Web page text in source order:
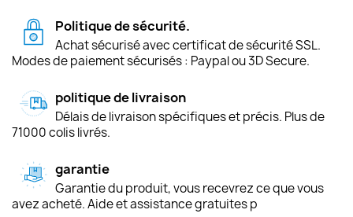
Politique de sécurité.
Achat sécurisé avec certificat de sécurité SSL.
Modes de paiement sécurisés : Paypal ou 3D Secure.
politique de livraison
Délais de livraison spécifiques et précis. Plus de
71000 colis livrés.
garantie
Garantie du produit, vous recevrez ce que vous
avez acheté. Aide et assistance gratuites p